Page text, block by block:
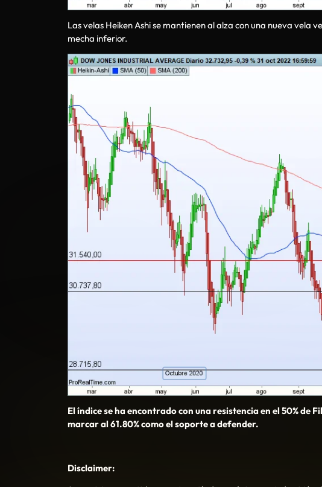
Las velas Heiken Ashi se mantienen al alza con una nueva vela
mecha inferior.
El índice se ha encontrado con una resistencia en el 50% de
marcar al 61.80% como el soporte a defender.
Disclaimer: